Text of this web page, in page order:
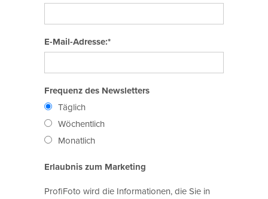
E-Mail-Adresse:*
Frequenz des Newsletters
Täglich
Wöchentlich
Monatlich
Erlaubnis zum Marketing
ProfiFoto wird die Informationen, die Sie in